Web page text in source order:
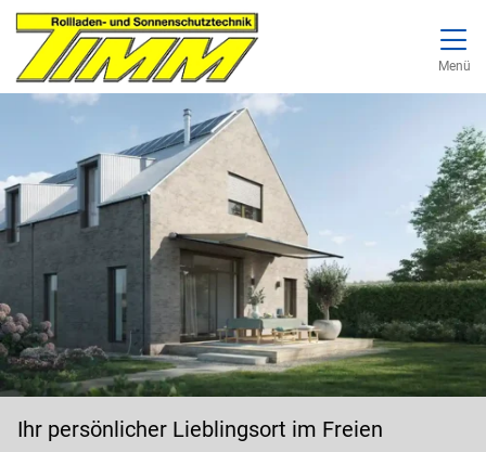
zur Top-Navigation
zur Hauptnavigation
Inhalt springen
zum Footer
Hauptnavigation Menü
Ihr persönlicher Lieblingsort im Freien